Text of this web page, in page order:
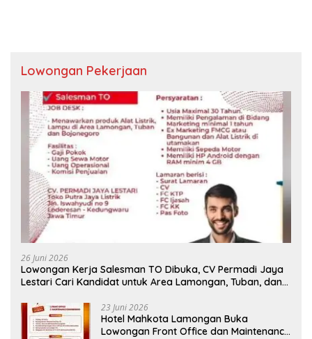
Lowongan Pekerjaan
26 Juni 2026
Lowongan Kerja Salesman TO Dibuka, CV Permadi Jaya
Lestari Cari Kandidat untuk Area Lamongan, Tuban, dan
23 Juni 2026
Hotel Mahkota Lamongan Buka
Lowongan Front Office dan Maintenance